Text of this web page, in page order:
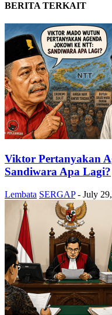
BERITA TERKAIT
Viktor Pertanyakan
Sandiwara Apa Lagi?
Lembata SERGAP - July